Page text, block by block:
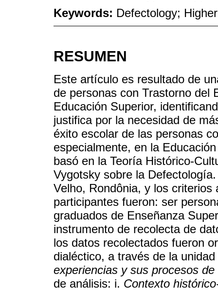
Keywords: Defectology;
RESUMEN
Este artículo es resultado de
de personas con Trastorno del
Educación Superior,
justifica por la necesidad de
éxito escolar de las personas
especialmente, en la
basó en la Teoría Histórico-
Vygotsky sobre la
Velho, Rondônia, y los
participantes fueron: ser
graduados de Enseñanza
instrumento de recolecta de
los datos recolectados fueron
dialéctico, a través de la
experiencias y sus procesos
de análisis: i. Contexto